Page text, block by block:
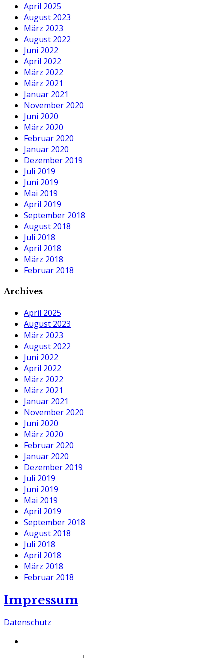
April 2025
August 2023
März 2023
August 2022
Juni 2022
April 2022
März 2022
März 2021
Januar 2021
November 2020
Juni 2020
März 2020
Februar 2020
Januar 2020
Dezember 2019
Juli 2019
Juni 2019
Mai 2019
April 2019
September 2018
August 2018
Juli 2018
April 2018
März 2018
Februar 2018
Archives
April 2025
August 2023
März 2023
August 2022
Juni 2022
April 2022
März 2022
März 2021
Januar 2021
November 2020
Juni 2020
März 2020
Februar 2020
Januar 2020
Dezember 2019
Juli 2019
Juni 2019
Mai 2019
April 2019
September 2018
August 2018
Juli 2018
April 2018
März 2018
Februar 2018
Impressum
Datenschutz